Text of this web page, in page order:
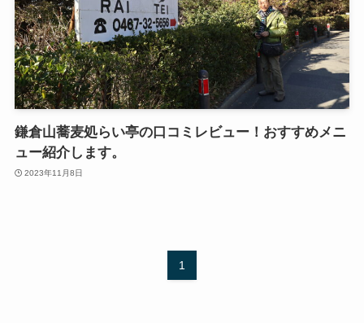
鎌倉山蕎麦処らい亭の口コミレビュー！おすすめメニ
ュー紹介します。
2023年11月8日
1